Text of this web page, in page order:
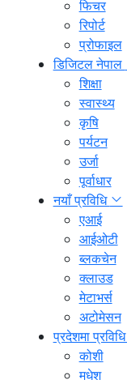
फिचर
रिपोर्ट
प्रोफाइल
डिजिटल नेपाल
शिक्षा
स्वास्थ्य
कृषि
पर्यटन
उर्जा
पूर्वाधार
नयाँ प्रविधि
एआई
आईओटी
ब्लकचेन
क्लाउड
मेटाभर्स
अटोमेसन
प्रदेशमा प्रविधि
कोशी
मधेश